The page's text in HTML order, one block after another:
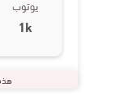
يوتوب
1k